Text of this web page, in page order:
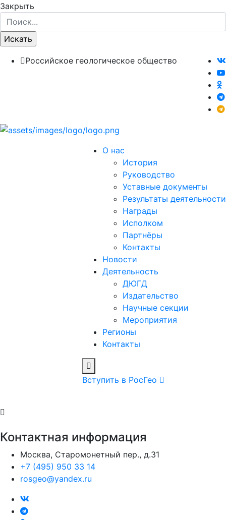
Закрыть
Российское геологическое общество
О нас
История
Руководство
Уставные документы
Результаты деятельности
Награды
Исполком
Партнёры
Контакты
Новости
Деятельность
ДЮГД
Издательство
Научные секции
Мероприятия
Регионы
Контакты
Вступить в РосГео
Контактная информация
Москва, Старомонетный пер., д.31
+7 (495) 950 33 14
rosgeo@yandex.ru